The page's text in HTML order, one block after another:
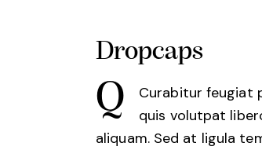
Dropcaps
Q
Curabitur feugiat
quis volutpat
aliquam. Sed at ligula